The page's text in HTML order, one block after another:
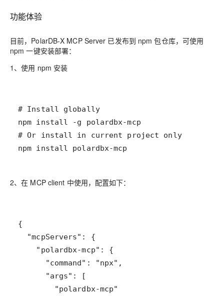
功能体验
目前，PolarDB-X MCP Server 已发布到 npm 包仓库，可使用
npm 一键安装部署：
1、使用 npm 安装
# Install globally
# Or install in current project only
npm install polardbx-mcp
2、在 MCP client 中使用，配置如下：